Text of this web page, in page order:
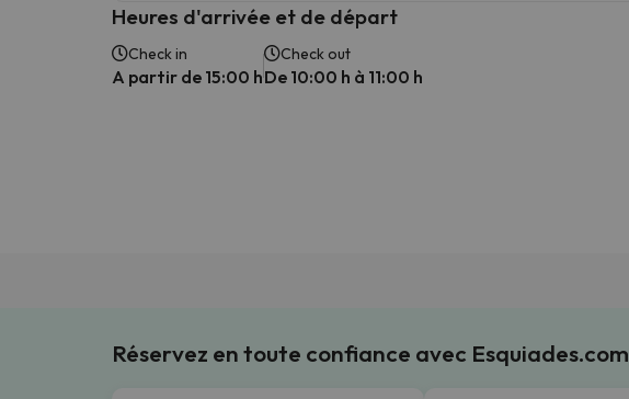
Heures d'arrivée et de départ
Check in
A partir de 15:00 h
Check out
De 10:00 h à 11:00 h
Réservez en toute confiance avec Esquiades.com